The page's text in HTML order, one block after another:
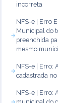
incorreta
NFS-e | Erro
Municipal do
preenchida
mesmo
NFS-e | Erro:
cadastrada
NFS-e | Erro: